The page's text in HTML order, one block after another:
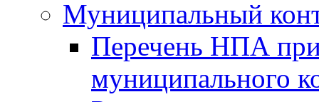
Муниципальный
Перечень НПА
муниципального